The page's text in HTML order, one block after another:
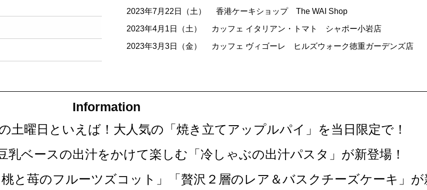
2023年7月22日（土） 香港ケーキショップ The WAI Shop
2023年4月1日（土） カッフェ イタリアン・トマト シャポー小岩店
2023年3月3日（金） カッフェ ヴィゴーレ ヒルズウォーク徳重ガーデンズ店
Information
曜日といえば！大人気の「焼き立てアップルパイ」を当日限定で！
乳ベースの出汁をかけて楽しむ「冷しゃぶの出汁パスタ」が新登場！
と苺のフルーツズコット」「贅沢２層のレア＆バスクチーズケーキ」が